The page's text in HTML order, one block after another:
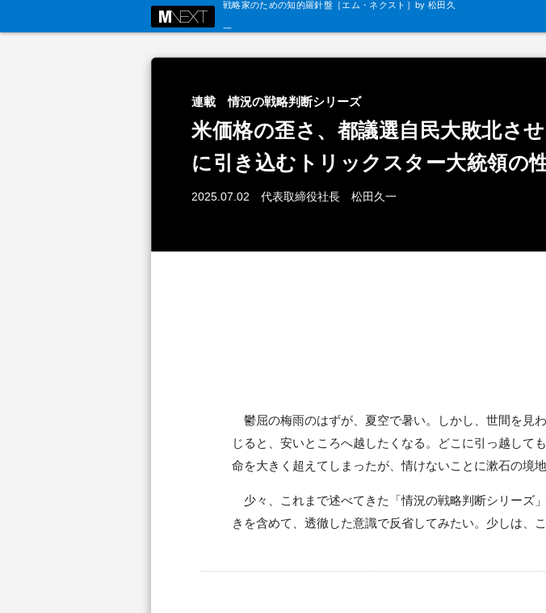
戦略家のための知的羅針盤［エム・ネクスト］by 松田久
連載 情況の戦略判断シリーズ
米価格の歪さ、都議選自民大敗北さ
に引き込むトリックスター大統領の
2025.07.02 代表取締役社長 松田久一
鬱屈の梅雨のはずが、夏空で暑い。しかし、世間を見
じると、安いところへ越したくなる。どこに引っ越して
命を大きく超えてしまったが、情けないことに漱石の境地
少々、これまで述べてきた「情況の戦略判断シリーズ
きを含めて、透徹した意識で反省してみたい。少しは、